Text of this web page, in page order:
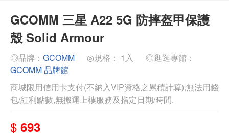
GCOMM 三星 A22 5G 防摔盔甲保護
殼 Solid Armour
◎品牌： GCOMM ◎規格： 1入
◎逛逛專館：
GCOMM 品牌館
商城限用信用卡支付(不納入VIP資格之累積計算),無法用錢
包/紅利點數,無搬運上樓服務及指定日期/時間.
$ 693